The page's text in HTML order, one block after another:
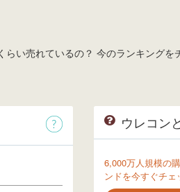
い売れているの？ 今のランキング
ウレコン
6,000万人規模の
ンドを今すぐチェ